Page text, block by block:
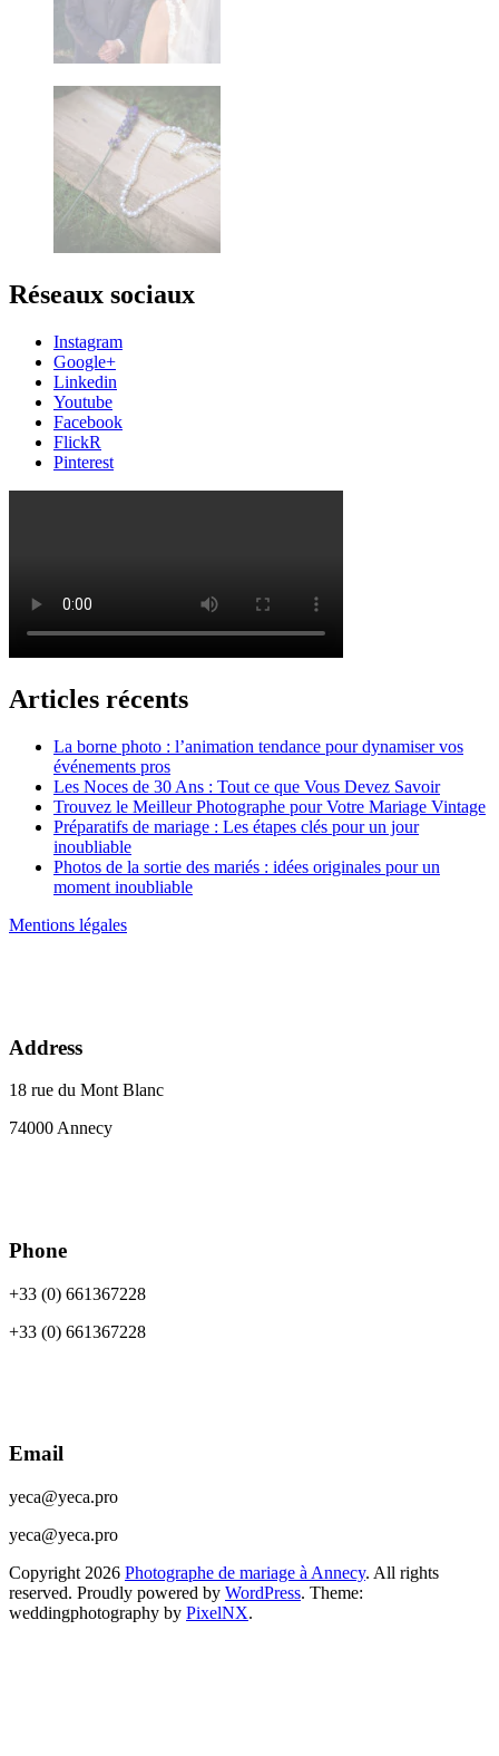
Réseaux sociaux
Instagram
Google+
Linkedin
Youtube
Facebook
FlickR
Pinterest
Articles récents
La borne photo : l’animation tendance pour dynamiser vos
événements pros
Les Noces de 30 Ans : Tout ce que Vous Devez Savoir
Trouvez le Meilleur Photographe pour Votre Mariage Vintage
Préparatifs de mariage : Les étapes clés pour un jour
inoubliable
Photos de la sortie des mariés : idées originales pour un
moment inoubliable
Mentions légales
Address
18 rue du Mont Blanc
74000 Annecy
Phone
+33 (0) 661367228
+33 (0) 661367228
Email
yeca@yeca.pro
yeca@yeca.pro
Copyright 2026 Photographe de mariage à Annecy. All rights
reserved. Proudly powered by WordPress. Theme:
weddingphotography by PixelNX.